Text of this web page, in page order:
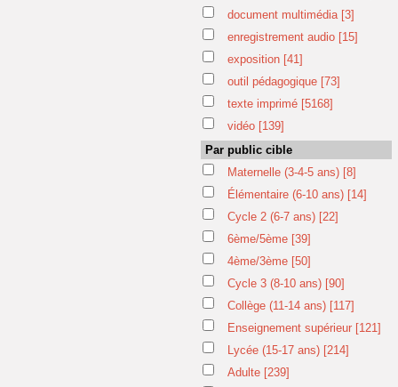
document multimédia [3]
enregistrement audio [15]
exposition [41]
outil pédagogique [73]
texte imprimé [5168]
vidéo [139]
Par public cible
Maternelle (3-4-5 ans) [8]
Élémentaire (6-10 ans) [14]
Cycle 2 (6-7 ans) [22]
6ème/5ème [39]
4ème/3ème [50]
Cycle 3 (8-10 ans) [90]
Collège (11-14 ans) [117]
Enseignement supérieur [121]
Lycée (15-17 ans) [214]
Adulte [239]